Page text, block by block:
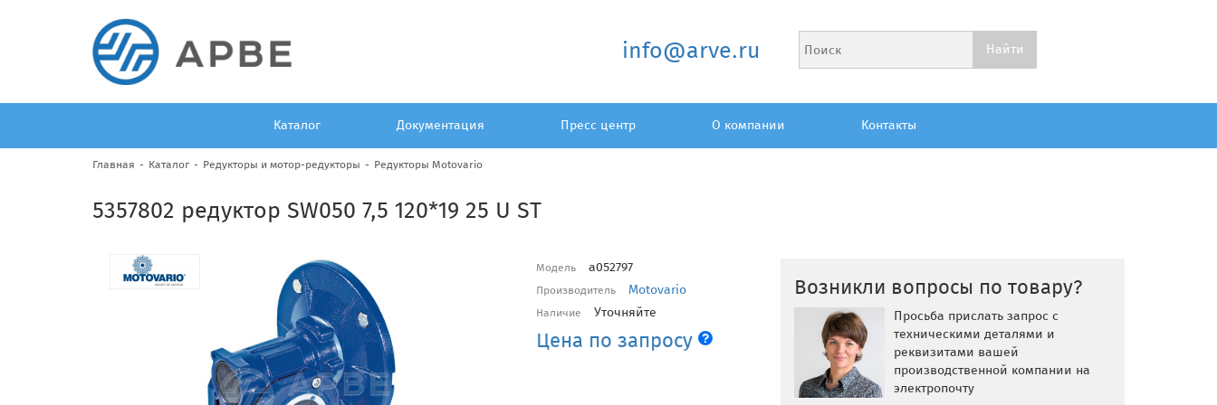
info@arve.ru
Каталог Документация Пресс центр О компании Контакты
Главная Каталог Редукторы и мотор-редукторы Редукторы Motovario
5357802 редуктор SW050 7,5 120*19 25 U ST
Модель a052797
Производитель Motovario
Наличие Уточняйте
Цена по запросу
Возникли вопросы по товару?
Просьба прислать запрос с
техническими деталями и
реквизитами вашей
производственной компании на
электропочту